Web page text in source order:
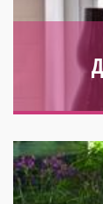
Фальш-
раскладки.